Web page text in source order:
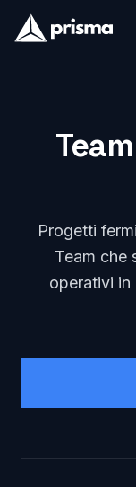
Progetti
Team che
operativi in